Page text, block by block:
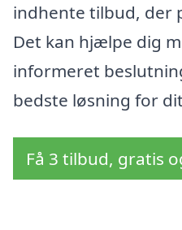
indhente tilbud, der
Det kan hjælpe dig
informeret
bedste løsning for
Få 3 tilbud, gratis